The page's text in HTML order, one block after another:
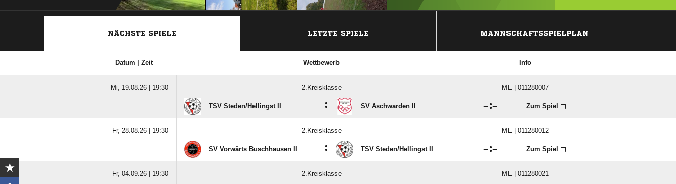
NÄCHSTE SPIELE LETZTE SPIELE MANNSCHAFTSSPIELPLAN
Datum | Zeit Wettbewerb Info
Mi, 19.08.26 | 19:30 2.Kreisklasse ME | 011280007
TSV Steden/​Hellingst II : SV Aschwarden II : Zum Spiel
Fr, 28.08.26 | 19:30 2.Kreisklasse ME | 011280012
SV Vorwärts Buschhausen II : TSV Steden/​Hellingst II : Zum Spiel
Fr, 04.09.26 | 19:30 2.Kreisklasse ME | 011280021